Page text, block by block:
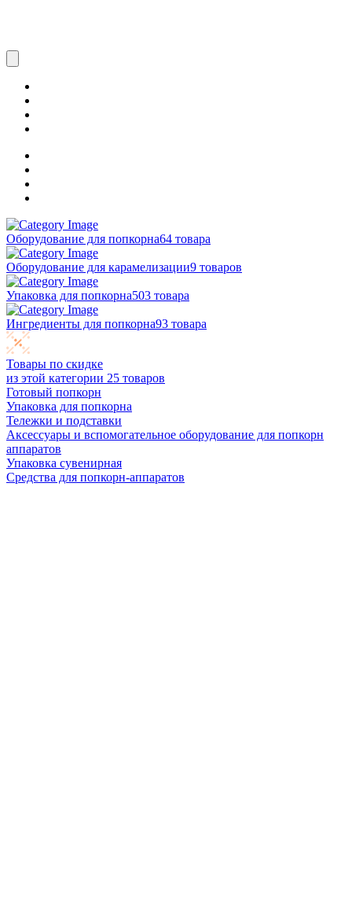
Оборудование для попкорна64 товара
Оборудование для карамелизации9 товаров
Упаковка для попкорна503 товара
Ингредиенты для попкорна93 товара
Товары по скидке
из этой категории 25 товаров
Готовый попкорн
Упаковка для попкорна
Тележки и подставки
Аксессуары и вспомогательное оборудование для попкорн
аппаратов
Упаковка сувенирная
Средства для попкорн-аппаратов